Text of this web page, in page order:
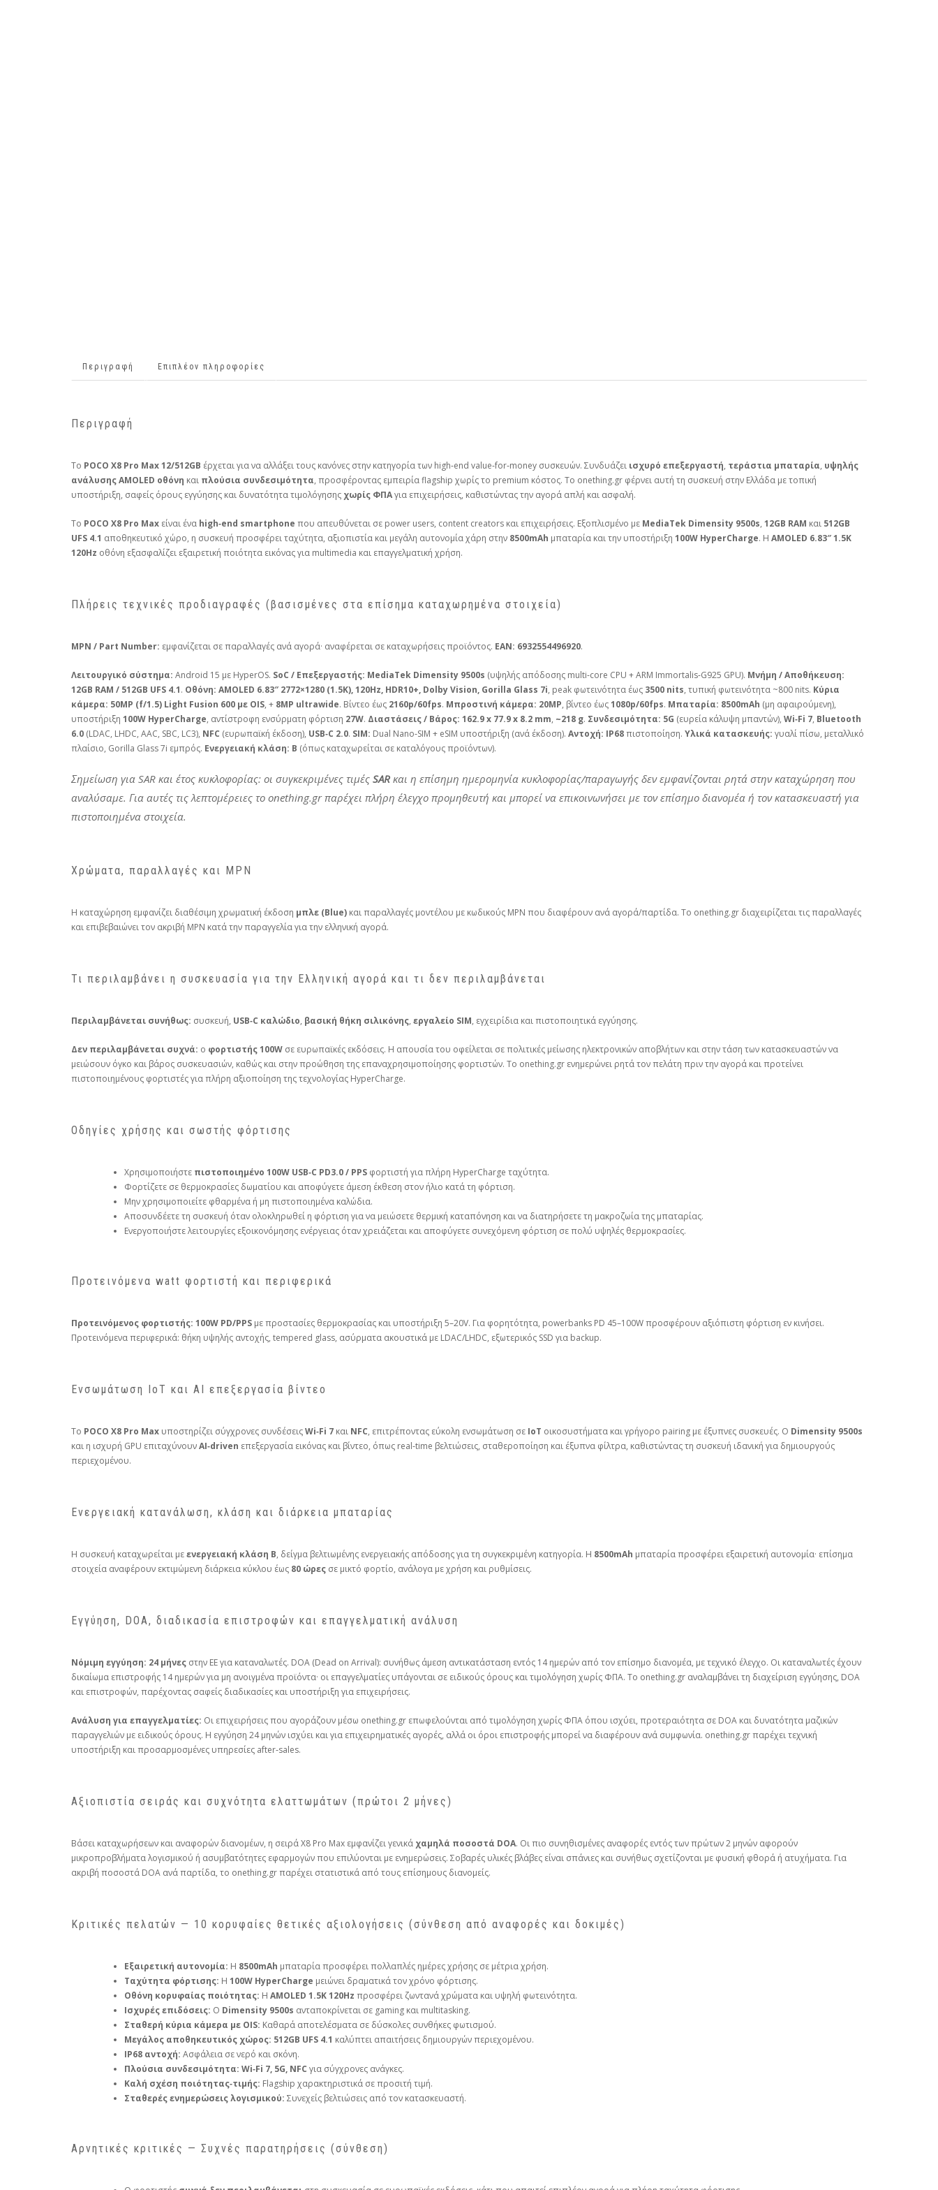
Περιγραφή Επιπλέον πληροφορίες
Περιγραφή
Το POCO X8 Pro Max 12/512GB έρχεται για να αλλάξει τους κανόνες στην κατηγορία των high‑end value‑for‑money συσκευών. Συνδυάζει ισχυρό επεξεργαστή, τεράστια μπαταρία, υψηλής
ανάλυσης AMOLED οθόνη και πλούσια συνδεσιμότητα, προσφέροντας εμπειρία flagship χωρίς το premium κόστος. Το onething.gr φέρνει αυτή τη συσκευή στην Ελλάδα με τοπική
υποστήριξη, σαφείς όρους εγγύησης και δυνατότητα τιμολόγησης χωρίς ΦΠΑγια επιχειρήσεις, καθιστώντας την αγορά απλή και ασφαλή.
Το POCO X8 Pro Max είναι ένα high‑end smartphone που απευθύνεται σε power users, content creators και επιχειρήσεις. Εξοπλισμένο με MediaTek Dimensity 9500s, 12GB RAM και 512GB
UFS 4.1 αποθηκευτικό χώρο, η συσκευή προσφέρει ταχύτητα, αξιοπιστία και μεγάλη αυτονομία χάρη στην 8500mAh μπαταρία και την υποστήριξη 100W HyperCharge. Η AMOLED 6.83″ 1.5K
120Hz οθόνη εξασφαλίζει εξαιρετική ποιότητα εικόνας για multimedia και επαγγελματική χρήση.
Πλήρεις τεχνικές προδιαγραφές (βασισμένες στα επίσημα καταχωρημένα στοιχεία)
MPN / Part Number: εμφανίζεται σε παραλλαγές ανά αγορά· αναφέρεται σε καταχωρήσεις προϊόντος. EAN: 6932554496920.
Λειτουργικό σύστημα: Android 15 με HyperOS. SoC / Επεξεργαστής: MediaTek Dimensity 9500s (υψηλής απόδοσης multi‑core CPU + ARM Immortalis‑G925 GPU). Μνήμη / Αποθήκευση:
12GB RAM / 512GB UFS 4.1. Οθόνη: AMOLED 6.83″ 2772×1280 (1.5K), 120Hz, HDR10+, Dolby Vision, Gorilla Glass 7i, peak φωτεινότητα έως 3500 nits, τυπική φωτεινότητα ~800 nits. Κύρια
κάμερα: 50MP (f/1.5) Light Fusion 600 με OIS, + 8MP ultrawide. Βίντεο έως 2160p/60fps. Μπροστινή κάμερα: 20MP, βίντεο έως1080p/60fps. Μπαταρία: 8500mAh (μη αφαιρούμενη),
υποστήριξη 100W HyperCharge, αντίστροφη ενσύρματη φόρτιση 27W. Διαστάσεις / Βάρος: 162.9 x 77.9 x 8.2 mm, ~218 g. Συνδεσιμότητα: 5G (ευρεία κάλυψη μπαντών), Wi‑Fi 7, Bluetooth
6.0 (LDAC, LHDC, AAC, SBC, LC3), NFC (ευρωπαϊκή έκδοση), USB‑C 2.0. SIM: Dual Nano‑SIM + eSIM υποστήριξη (ανά έκδοση). Αντοχή: IP68πιστοποίηση. Υλικά κατασκευής: γυαλί πίσω, μεταλλικό
πλαίσιο, Gorilla Glass 7i εμπρός. Ενεργειακή κλάση: B (όπως καταχωρείται σε καταλόγους προϊόντων).
Σημείωση για SAR και έτος κυκλοφορίας: οι συγκεκριμένες τιμές SAR και η επίσημη ημερομηνία κυκλοφορίας/παραγωγής δεν εμφανίζονται ρητά στην καταχώρηση που
αναλύσαμε. Για αυτές τις λεπτομέρειες το onething.gr παρέχει πλήρη έλεγχο προμηθευτή και μπορεί να επικοινωνήσει με τον επίσημο διανομέα ή τον κατασκευαστή για
πιστοποιημένα στοιχεία.
Χρώματα, παραλλαγές και MPN
Η καταχώρηση εμφανίζει διαθέσιμη χρωματική έκδοση μπλε (Blue) και παραλλαγές μοντέλου με κωδικούς MPN που διαφέρουν ανά αγορά/παρτίδα. Το onething.gr διαχειρίζεται τις παραλλαγές
και επιβεβαιώνει τον ακριβή MPN κατά την παραγγελία για την ελληνική αγορά.
Τι περιλαμβάνει η συσκευασία για την Ελληνική αγορά και τι δεν περιλαμβάνεται
Περιλαμβάνεται συνήθως: συσκευή, USB‑C καλώδιο, βασική θήκη σιλικόνης, εργαλείο SIM, εγχειρίδια και πιστοποιητικά εγγύησης.
Δεν περιλαμβάνεται συχνά: ο φορτιστής 100W σε ευρωπαϊκές εκδόσεις. Η απουσία του οφείλεται σε πολιτικές μείωσης ηλεκτρονικών αποβλήτων και στην τάση των κατασκευαστών να
μειώσουν όγκο και βάρος συσκευασιών, καθώς και στην προώθηση της επαναχρησιμοποίησης φορτιστών. Το onething.gr ενημερώνει ρητά τον πελάτη πριν την αγορά και προτείνει
πιστοποιημένους φορτιστές για πλήρη αξιοποίηση της τεχνολογίας HyperCharge.
Οδηγίες χρήσης και σωστής φόρτισης
Χρησιμοποιήστε πιστοποιημένο 100W USB‑C PD3.0 / PPS φορτιστή για πλήρη HyperCharge ταχύτητα.
Φορτίζετε σε θερμοκρασίες δωματίου και αποφύγετε άμεση έκθεση στον ήλιο κατά τη φόρτιση.
Μην χρησιμοποιείτε φθαρμένα ή μη πιστοποιημένα καλώδια.
Αποσυνδέετε τη συσκευή όταν ολοκληρωθεί η φόρτιση για να μειώσετε θερμική καταπόνηση και να διατηρήσετε τη μακροζωία της μπαταρίας.
Ενεργοποιήστε λειτουργίες εξοικονόμησης ενέργειας όταν χρειάζεται και αποφύγετε συνεχόμενη φόρτιση σε πολύ υψηλές θερμοκρασίες.
Προτεινόμενα watt φορτιστή και περιφερικά
Προτεινόμενος φορτιστής: 100W PD/PPS με προστασίες θερμοκρασίας και υποστήριξη 5–20V. Για φορητότητα, powerbanks PD 45–100W προσφέρουν αξιόπιστη φόρτιση εν κινήσει.
Προτεινόμενα περιφερικά: θήκη υψηλής αντοχής, tempered glass, ασύρματα ακουστικά με LDAC/LHDC, εξωτερικός SSD για backup.
Ενσωμάτωση IoT και AI επεξεργασία βίντεο
Το POCO X8 Pro Max υποστηρίζει σύγχρονες συνδέσειςWi‑Fi 7 και NFC, επιτρέποντας εύκολη ενσωμάτωση σε IoT οικοσυστήματα και γρήγορο pairing με έξυπνες συσκευές. Ο Dimensity 9500s
και η ισχυρή GPU επιταχύνουνAI‑driven επεξεργασία εικόνας και βίντεο, όπως real‑time βελτιώσεις, σταθεροποίηση και έξυπνα φίλτρα, καθιστώντας τη συσκευή ιδανική για δημιουργούς
περιεχομένου.
Ενεργειακή κατανάλωση, κλάση και διάρκεια μπαταρίας
Η συσκευή καταχωρείται μεενεργειακή κλάση B, δείγμα βελτιωμένης ενεργειακής απόδοσης για τη συγκεκριμένη κατηγορία. Η 8500mAh μπαταρία προσφέρει εξαιρετική αυτονομία· επίσημα
στοιχεία αναφέρουν εκτιμώμενη διάρκεια κύκλου έως 80 ώρες σε μικτό φορτίο, ανάλογα με χρήση και ρυθμίσεις.
Εγγύηση, DOA, διαδικασία επιστροφών και επαγγελματική ανάλυση
Νόμιμη εγγύηση: 24 μήνες στην ΕΕ για καταναλωτές. DOA (Dead on Arrival): συνήθως άμεση αντικατάσταση εντός 14 ημερών από τον επίσημο διανομέα, με τεχνικό έλεγχο. Οι καταναλωτές έχουν
δικαίωμα επιστροφής 14 ημερών για μη ανοιγμένα προϊόντα· οι επαγγελματίες υπάγονται σε ειδικούς όρους και τιμολόγηση χωρίς ΦΠΑ. Το onething.gr αναλαμβάνει τη διαχείριση εγγύησης, DOA
και επιστροφών, παρέχοντας σαφείς διαδικασίες και υποστήριξη για επιχειρήσεις.
Ανάλυση για επαγγελματίες: Οι επιχειρήσεις που αγοράζουν μέσω onething.gr επωφελούνται από τιμολόγηση χωρίς ΦΠΑ όπου ισχύει, προτεραιότητα σε DOA και δυνατότητα μαζικών
παραγγελιών με ειδικούς όρους. Η εγγύηση 24 μηνών ισχύει και για επιχειρηματικές αγορές, αλλά οι όροι επιστροφής μπορεί να διαφέρουν ανά συμφωνία. onething.gr παρέχει τεχνική
υποστήριξη και προσαρμοσμένες υπηρεσίες after‑sales.
Αξιοπιστία σειράς και συχνότητα ελαττωμάτων (πρώτοι 2 μήνες)
Βάσει καταχωρήσεων και αναφορών διανομέων, η σειρά X8 Pro Max εμφανίζει γενικά χαμηλά ποσοστά DOA. Οι πιο συνηθισμένες αναφορές εντός των πρώτων 2 μηνών αφορούν
μικροπροβλήματα λογισμικού ή ασυμβατότητες εφαρμογών που επιλύονται με ενημερώσεις. Σοβαρές υλικές βλάβες είναι σπάνιες και συνήθως σχετίζονται με φυσική φθορά ή ατυχήματα. Για
ακριβή ποσοστά DOA ανά παρτίδα, το onething.gr παρέχει στατιστικά από τους επίσημους διανομείς.
Κριτικές πελατών — 10 κορυφαίες θετικές αξιολογήσεις (σύνθεση από αναφορές και δοκιμές)
Εξαιρετική αυτονομία: Η 8500mAh μπαταρία προσφέρει πολλαπλές ημέρες χρήσης σε μέτρια χρήση.
Ταχύτητα φόρτισης: Η 100W HyperCharge μειώνει δραματικά τον χρόνο φόρτισης.
Οθόνη κορυφαίας ποιότητας: Η AMOLED 1.5K 120Hz προσφέρει ζωντανά χρώματα και υψηλή φωτεινότητα.
Ισχυρές επιδόσεις: Ο Dimensity 9500s ανταποκρίνεται σε gaming και multitasking.
Σταθερή κύρια κάμερα με OIS: Καθαρά αποτελέσματα σε δύσκολες συνθήκες φωτισμού.
Μεγάλος αποθηκευτικός χώρος: 512GB UFS 4.1 καλύπτει απαιτήσεις δημιουργών περιεχομένου.
IP68 αντοχή: Ασφάλεια σε νερό και σκόνη.
Πλούσια συνδεσιμότητα: Wi‑Fi 7, 5G, NFC για σύγχρονες ανάγκες.
Καλή σχέση ποιότητας‑τιμής: Flagship χαρακτηριστικά σε προσιτή τιμή.
Σταθερές ενημερώσεις λογισμικού: Συνεχείς βελτιώσεις από τον κατασκευαστή.
Αρνητικές κριτικές — Συχνές παρατηρήσεις (σύνθεση)